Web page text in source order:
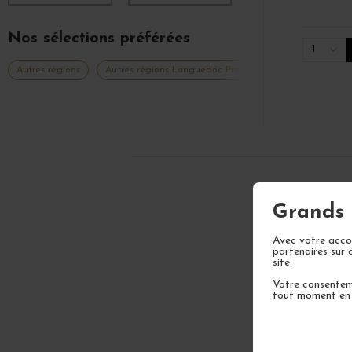
Grands
Avec votre
partenaires sur
site.
Votre
tout moment en
Nos sélections préférées
Autres régions Autres régions Languedoc Provence Roussillon